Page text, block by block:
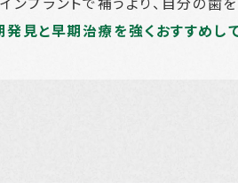
発見と早期治療を強くおすすめして